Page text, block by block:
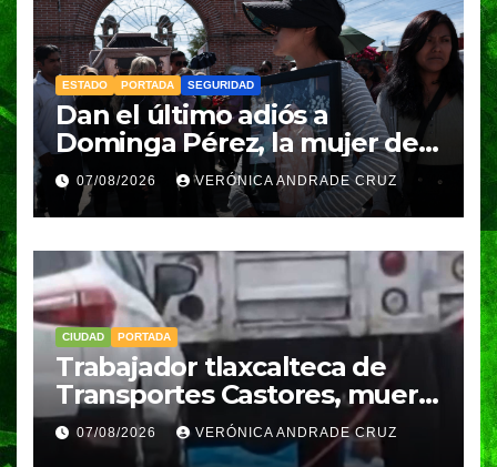
ESTADO PORTADA SEGURIDAD
Dan el último adiós a
Dominga Pérez, la mujer de
83 años asesinada durante
un asalto en Amozoc
07/08/2026 VERÓNICA ANDRADE CRUZ
CIUDAD PORTADA
Trabajador tlaxcalteca de
Transportes Castores, muere
aplastado por azulejos en
Puebla
07/08/2026 VERÓNICA ANDRADE CRUZ